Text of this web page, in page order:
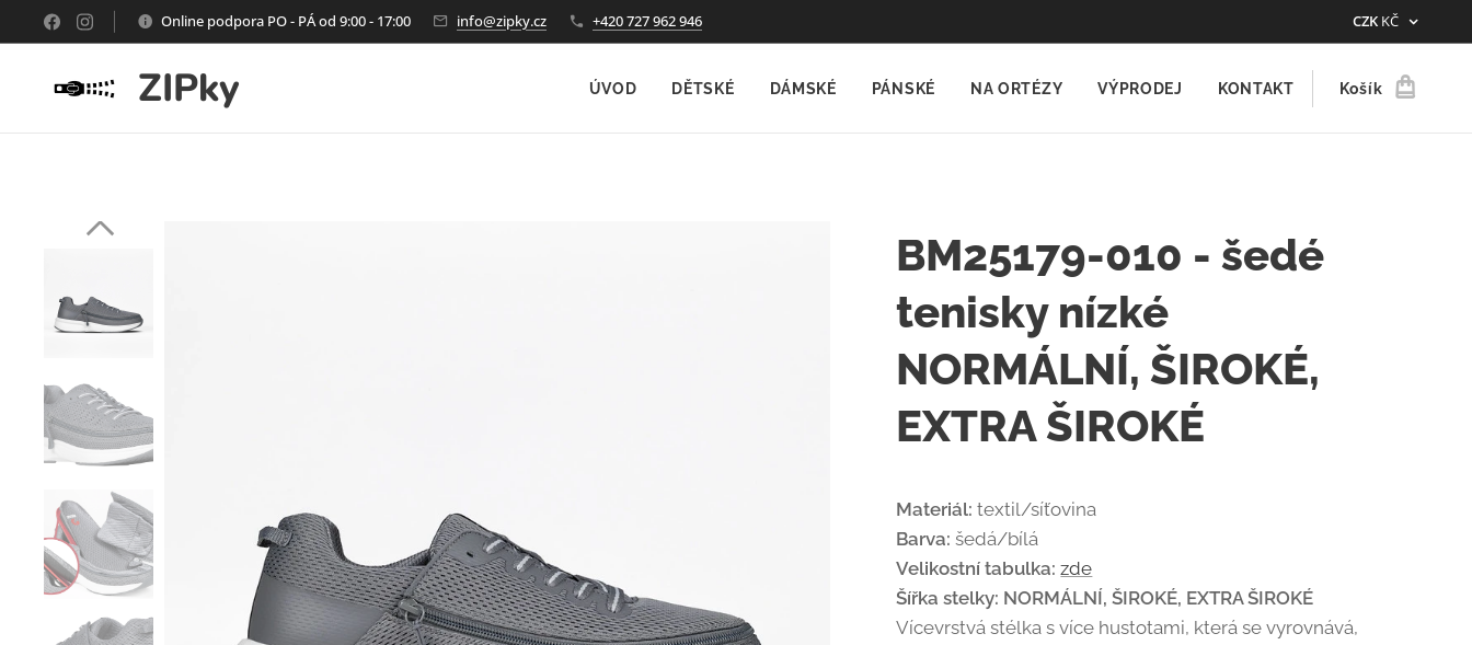
Online podpora PO - PÁ od 9:00 - 17:00 info@zipky.cz +420 727 962 946 CZK KČ
ZIPky ÚVOD DĚTSKÉ DÁMSKÉ PÁNSKÉ NA ORTÉZY VÝPRODEJ KONTAKT Košík
BM25179-010 - šedé
tenisky nízké
NORMÁLNÍ, ŠIROKÉ,
EXTRA ŠIROKÉ
Materiál: textil/síťovina
Barva: šedá/bílá
Velikostní tabulka:zde
Šířka stelky: NORMÁLNÍ, ŠIROKÉ, EXTRA ŠIROKÉ
Vícevrstvá stélka s více hustotami, která se vyrovnává,